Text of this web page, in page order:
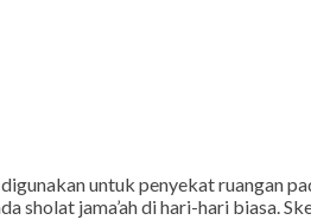
untuk penyekat ruangan
sholat jama’ah di hari-hari biasa.